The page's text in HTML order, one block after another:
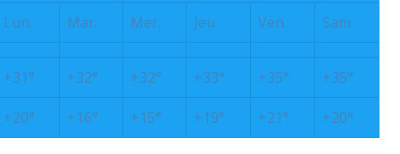
Lun.
Mar. Mer. Jeu. Ven. Sam.
+31° +32° +32° +33° +35° +35°
+20° +16° +15° +19° +21° +20°